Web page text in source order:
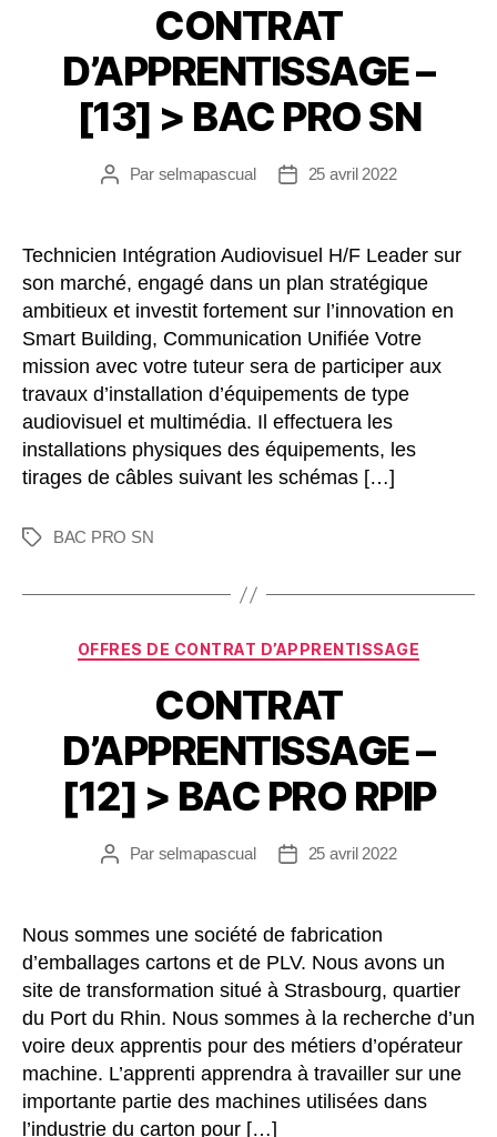
CONTRAT
D’APPRENTISSAGE –
[13] > BAC PRO SN
Par selmapascual 25 avril 2022
Technicien Intégration Audiovisuel H/F Leader sur
son marché, engagé dans un plan stratégique
ambitieux et investit fortement sur l’innovation en
Smart Building, Communication Unifiée Votre
mission avec votre tuteur sera de participer aux
travaux d’installation d’équipements de type
audiovisuel et multimédia. Il effectuera les
installations physiques des équipements, les
tirages de câbles suivant les schémas […]
BAC PRO SN
OFFRES DE CONTRAT D’APPRENTISSAGE
CONTRAT
D’APPRENTISSAGE –
[12] > BAC PRO RPIP
Par selmapascual 25 avril 2022
Nous sommes une société de fabrication
d’emballages cartons et de PLV. Nous avons un
site de transformation situé à Strasbourg, quartier
du Port du Rhin. Nous sommes à la recherche d’un
voire deux apprentis pour des métiers d’opérateur
machine. L’apprenti apprendra à travailler sur une
importante partie des machines utilisées dans
l’industrie du carton pour […]